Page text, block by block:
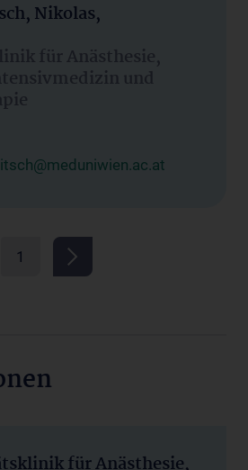
Nikolas,
für Anästhesie,
und
1
für Anästhesie,